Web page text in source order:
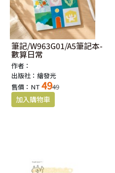
筆記/W963G01/A5筆記本-
數算日常
作者：
出版社：繪發光
售價：NT 4949